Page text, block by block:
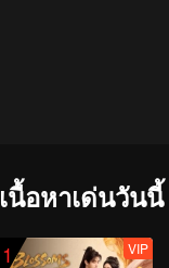
เนื้อหาเด่นวันนี้
1 VIP